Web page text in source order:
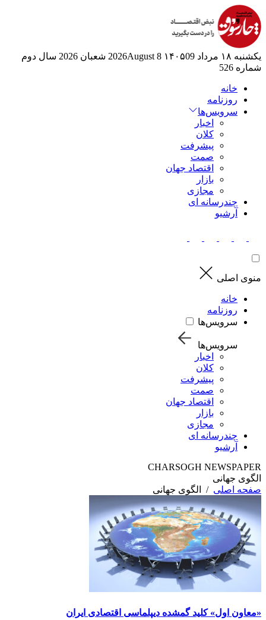
یکشنبه ۱۸ مرداد ۱۴۰۵ 09 2026August 8 شعبان 2026
سال دوم
شماره 526
خانه
روزنامه
سرویس‌ها
اخبار
کلان
پیشرفت
صمت
اقتصاد جهان
بازار
مجازی
چندرسانه ای
آرشیو
منوی اصلی
خانه
روزنامه
سرویس‌ها
سرویس‌ها
اخبار
کلان
پیشرفت
صمت
اقتصاد جهان
بازار
مجازی
چندرسانه ای
آرشیو
CHARSOGH NEWSPAPER
الگوی جهانی
صفحه اصلی / الگوی جهانی
«معاون اول» کلید گمشده دیپلماسی اقتصادی ایران